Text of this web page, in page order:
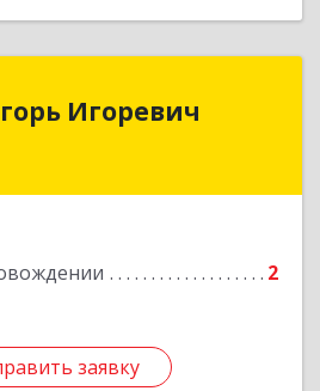
Игоревич
2
заявку
Югра, г. Радужный, 1 мкн.,
заявку